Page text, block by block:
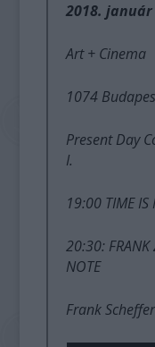
2018.
Art + Cinema
1074
Present Day
I.
19:00 TIME IS
20:30: FRANK
NOTE
Frank